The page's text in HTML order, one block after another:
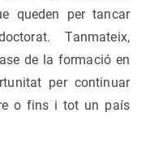
queden per tancar
Tanmateix,
de la formació en
per continuar
o fins i tot un país